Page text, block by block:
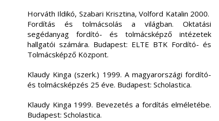
Horváth Ildikó, Szabari Krisztina, Volford Katalin 2000.
Fordítás és tolmácsolás a világban. Oktatási
segédanyag fordító- és tolmácsképző intézetek
hallgatói számára. Budapest: ELTE BTK Fordító- és
Tolmácsképző Központ.
Klaudy Kinga (szerk.) 1999. A magyarországi fordító-
és tolmácsképzés 25 éve. Budapest: Scholastica.
Klaudy Kinga 1999. Bevezetés a fordítás elméletébe.
Budapest: Scholastica.